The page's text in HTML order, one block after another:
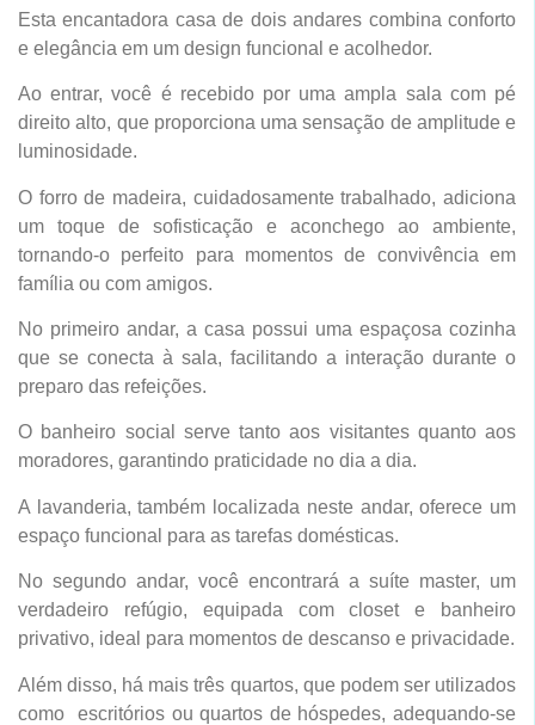
Esta encantadora casa de dois andares combina conforto
e elegância em um design funcional e acolhedor.
Ao entrar, você é recebido por uma ampla sala com pé
direito alto, que proporciona uma sensação de amplitude e
luminosidade.
O forro de madeira, cuidadosamente trabalhado, adiciona
um toque de sofisticação e aconchego ao ambiente,
tornando-o perfeito para momentos de convivência em
família ou com amigos.
No primeiro andar, a casa possui uma espaçosa cozinha
que se conecta à sala, facilitando a interação durante o
preparo das refeições.
O banheiro social serve tanto aos visitantes quanto aos
moradores, garantindo praticidade no dia a dia.
A lavanderia, também localizada neste andar, oferece um
espaço funcional para as tarefas domésticas.
No segundo andar, você encontrará a suíte master, um
verdadeiro refúgio, equipada com closet e banheiro
privativo, ideal para momentos de descanso e privacidade.
Além disso, há mais três quartos, que podem ser utilizados
como escritórios ou quartos de hóspedes, adequando-se